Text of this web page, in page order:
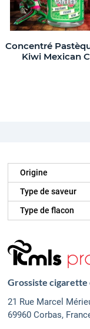
Concentré
Kiwi Mexican
Origine
Type de saveur
Type de flacon
Grossiste
21 Rue Marcel
69960 Corbas,